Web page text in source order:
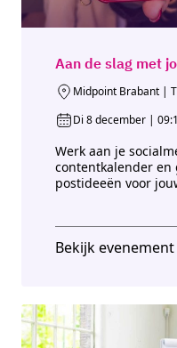
Aan de slag met
Midpoint Brabant |
Di 8 december |
Werk aan je
contentkalender en
postideeën voor
Bekijk evenement